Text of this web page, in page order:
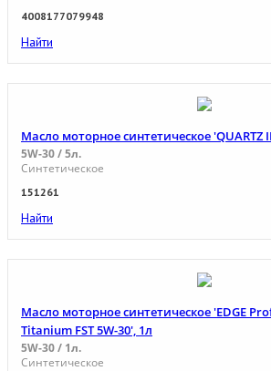
4008177079948
Найти
Масло моторное синтетическое 'QUARTZ
5W-30 / 5л.
Синтетическое
151261
Найти
Масло моторное синтетическое 'EDGE
Titanium FST 5W-30', 1л
5W-30 / 1л.
Синтетическое